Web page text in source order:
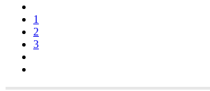
1
2
3